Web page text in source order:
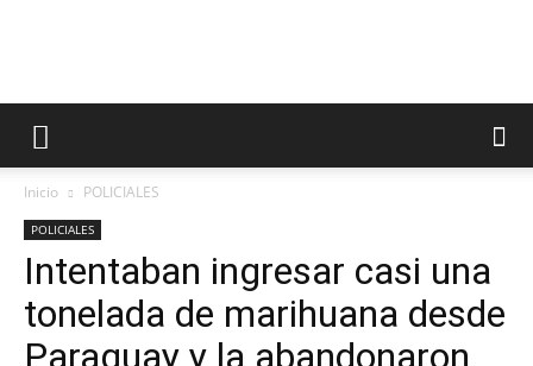
Inicio POLICIALES
POLICIALES
Intentaban ingresar casi una
tonelada de marihuana desde
Paraguay y la abandonaron